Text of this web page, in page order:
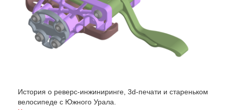
История о реверс-инжиниринге, 3d-печати и стареньком
велосипеде с Южного Урала.